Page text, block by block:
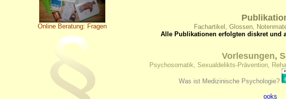
Online Beratung: Fragen
Fachartikel, Glossen,
Alle Publikationen erfolgten diskret und
Vorlesungen,
Psychosomatik, Sexualdelikts-Prävention,
Was ist Medizinische Psychologie?
ooks